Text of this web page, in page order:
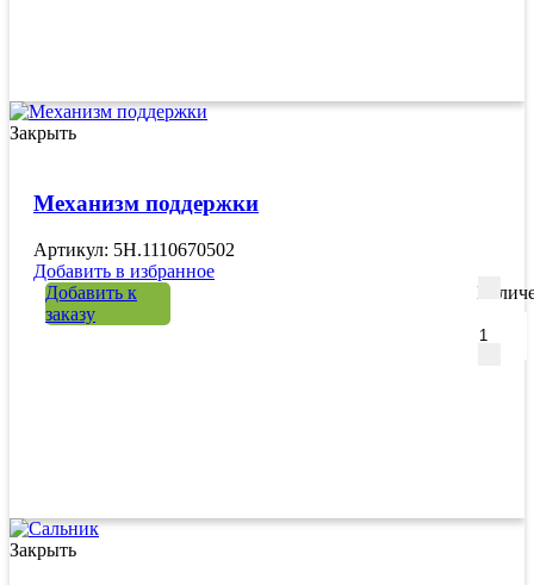
Закрыть
Механизм поддержки
Артикул: 5H.1110670502
Добавить в избранное
Добавить к
заказу
Закрыть